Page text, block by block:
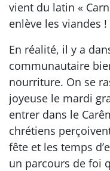
vient du latin «
enlève les viandes !
En réalité, il y a
communautaire
nourriture. On se
joyeuse le mardi
entrer dans le
chrétiens
fête et les temps
un parcours de foi